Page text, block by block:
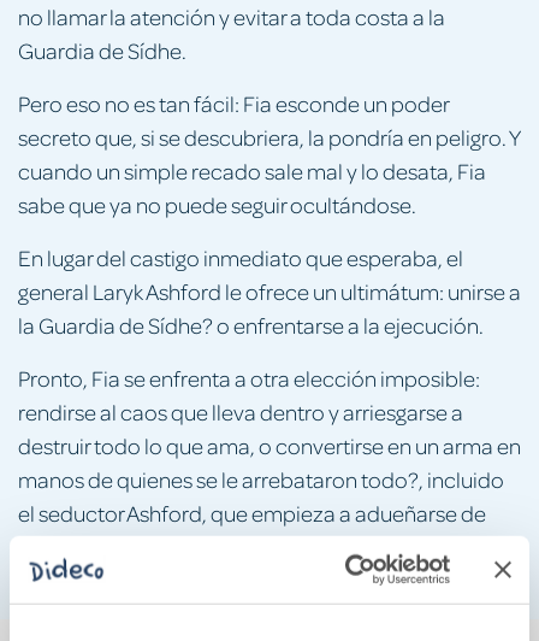
no llamar la atención y evitar a toda costa a la
Guardia de Sídhe.
Pero eso no es tan fácil: Fia esconde un poder
secreto que, si se descubriera, la pondría en peligro. Y
cuando un simple recado sale mal y lo desata, Fia
sabe que ya no puede seguir ocultándose.
En lugar del castigo inmediato que esperaba, el
general Laryk Ashford le ofrece un ultimátum: unirse a
la Guardia de Sídhe? o enfrentarse a la ejecución.
Pronto, Fia se enfrenta a otra elección imposible:
rendirse al caos que lleva dentro y arriesgarse a
destruir todo lo que ama, o convertirse en un arma en
manos de quienes se le arrebataron todo?, incluido
el seductor Ashford, que empieza a adueñarse de